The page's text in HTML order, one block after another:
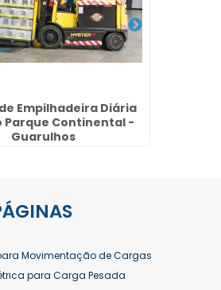
Empilhadeira Diária
Parque Continental -
Guarulhos
Movimentação de Cargas
para Carga Pesada